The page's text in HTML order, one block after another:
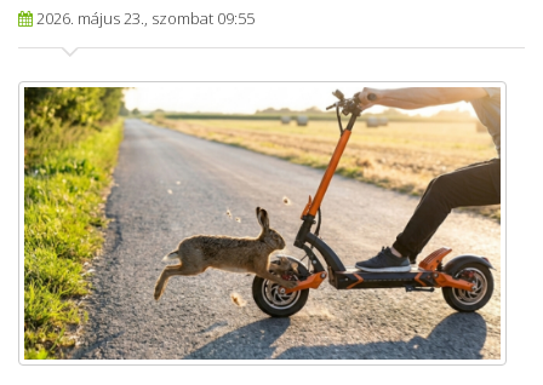
2026. május 23., szombat 09:55